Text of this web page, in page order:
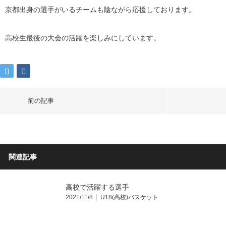
京都出身の選手がいるチームも陰ながら応援しております。
高校生最後の大会の活躍を楽しみにしています。
前の記事
関連記事
高校で活躍する選手
2021/11/8 U18(高校)バスケット